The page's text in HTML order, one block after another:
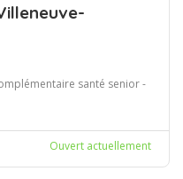
santé senior -
Ouvert actuellement